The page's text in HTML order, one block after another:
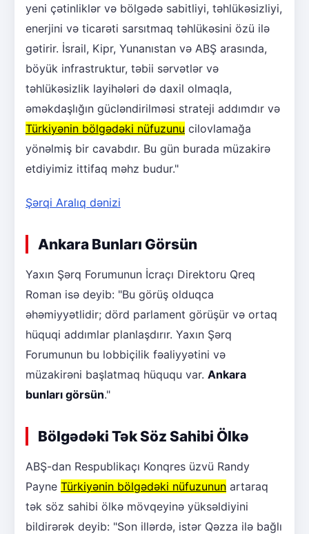
yeni çətinliklər və bölgədə sabitliyi, təhlükəsizliyi,
enerjini və ticarəti sarsıtmaq təhlükəsini özü ilə
gətirir. İsrail, Kipr, Yunanıstan və ABŞ arasında,
böyük infrastruktur, təbii sərvətlər və
təhlükəsizlik layihələri də daxil olmaqla,
əməkdaşlığın gücləndirilməsi strateji addımdır və
Türkiyənin bölgədəki nüfuzunu cilovlamağa
yönəlmiş bir cavabdır. Bu gün burada müzakirə
etdiyimiz ittifaq məhz budur."
Şərqi Aralıq dənizi
Ankara Bunları Görsün
Yaxın Şərq Forumunun İcraçı Direktoru Qreq
Roman isə deyib: "Bu görüş olduqca
əhəmiyyətlidir; dörd parlament görüşür və ortaq
hüquqi addımlar planlaşdırır. Yaxın Şərq
Forumunun bu lobbiçilik fəaliyyətini və
müzakirəni başlatmaq hüququ var. Ankara
bunları görsün."
Bölgədəki Tək Söz Sahibi Ölkə
ABŞ-dan Respublikaçı Konqres üzvü Randy
Payne Türkiyənin bölgədəki nüfuzunun artaraq
tək söz sahibi ölkə mövqeyinə yüksəldiyini
bildirərək deyib: "Son illərdə, istər Qəzza ilə bağlı